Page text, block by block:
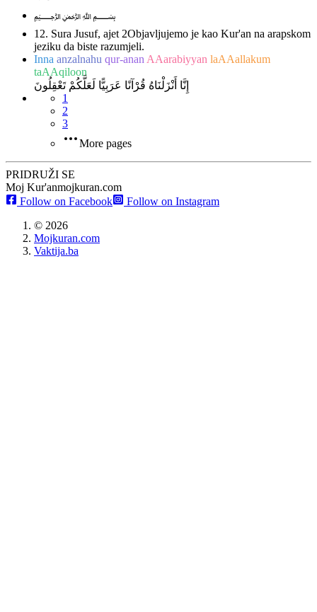
﷽
12. Sura Jusuf, ajet 2Objavljujemo je kao Kur'an na arapskom
jeziku da biste razumjeli.
Inna anzalnahu qur-anan AAarabiyyan laAAallakum
taAAqiloon
إِنَّا أَنْزَلْنَاهُ قُرْآنًا عَرَبِيًّا لَعَلَّكُمْ تَعْقِلُونَ
1
2
3
More pages
PRIDRUŽI SE
Moj Kur'anmojkuran.com
Follow on Facebook
Follow on Instagram
© 2026
Mojkuran.com
Vaktija.ba